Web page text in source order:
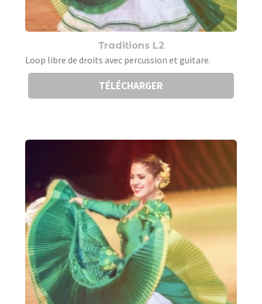
Traditions L2
Loop libre de droits avec percussion et guitare.
TÉLÉCHARGER